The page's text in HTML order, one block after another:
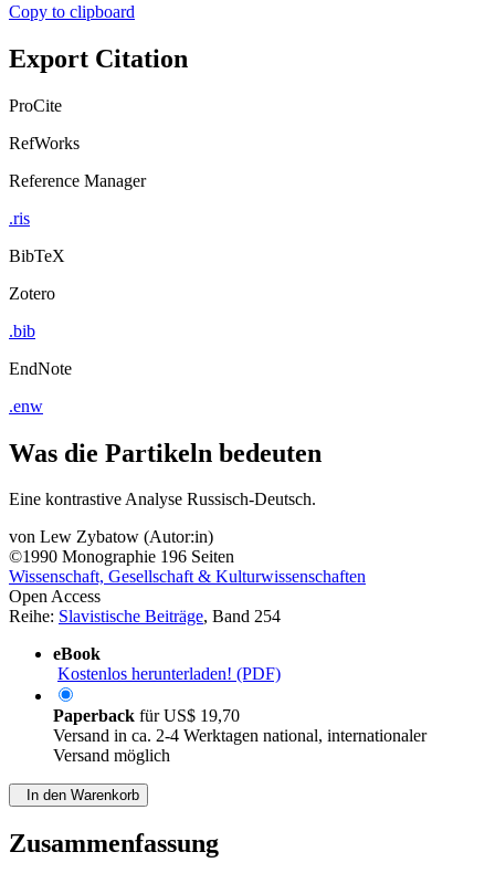
Copy to clipboard
Export Citation
ProCite
RefWorks
Reference Manager
.ris
BibTeX
Zotero
.bib
EndNote
.enw
Was die Partikeln bedeuten
Eine kontrastive Analyse Russisch-Deutsch.
von Lew Zybatow (Autor:in)
©1990 Monographie 196 Seiten
Wissenschaft, Gesellschaft & Kulturwissenschaften
Open Access
Reihe: Slavistische Beiträge, Band 254
eBook
Kostenlos herunterladen! (PDF)
Paperback fürUS$ 19,70
Versand in ca. 2-4 Werktagen national, internationaler
Versand möglich
In den Warenkorb
Zusammenfassung